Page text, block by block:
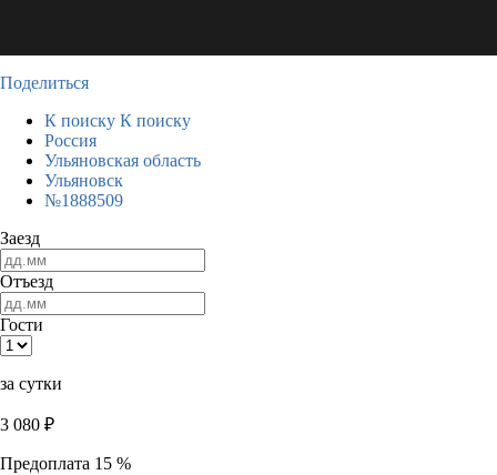
Поделиться
К поиску К поиску
Россия
Ульяновская область
Ульяновск
№1888509
Заезд
Отъезд
Гости
за сутки
3 080 ₽
Предоплата 15 %